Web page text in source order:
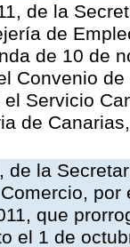
de la
de
de 10 de
Convenio
Servicio
de
de la
que
el 1 de